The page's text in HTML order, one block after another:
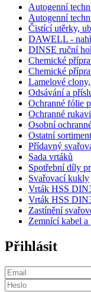
Autogenní
Autogenní
Čistící utěrky,
DAWELL -
DINSE ruční
Chemické
Chemické
Lamelové
Odsávání a
Ochranné fólie
Ochranné
Osobní
Ostatní sortiment
Přídavný
Sada vrtáků
Spotřební díly
Svařovací kukly
Vrták HSS
Vrták HSS
Zastínění
Zemnící kabel a
Přihlásit